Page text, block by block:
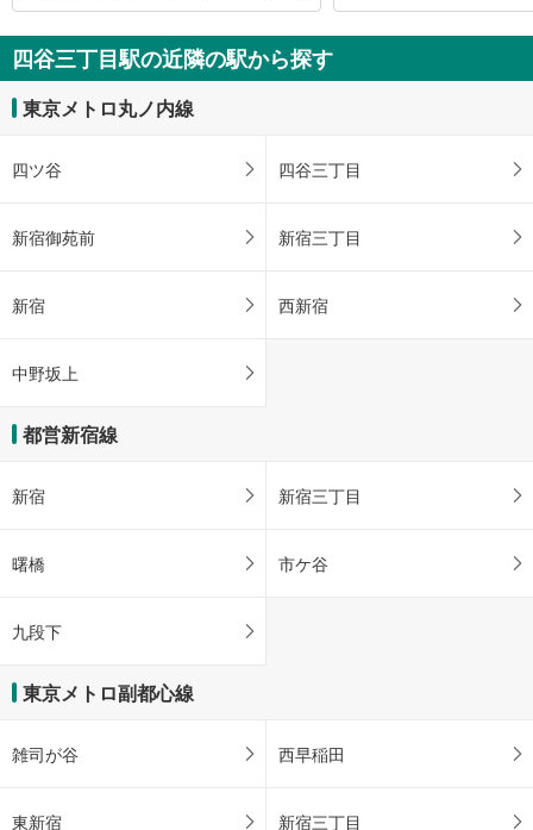
四谷三丁目駅の近隣の駅から探す
東京メトロ丸ノ内線
四ツ谷 四谷三丁目
新宿御苑前 新宿三丁目
新宿 西新宿
中野坂上
都営新宿線
新宿 新宿三丁目
曙橋 市ケ谷
九段下
東京メトロ副都心線
雑司が谷 西早稲田
東新宿 新宿三丁目